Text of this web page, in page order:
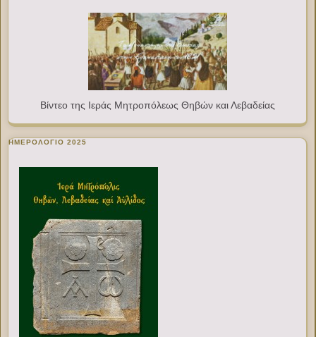
Βίντεο της Ιεράς Μητροπόλεως Θηβών και Λεβαδείας
ΗΜΕΡΟΛΟΓΙΟ 2025